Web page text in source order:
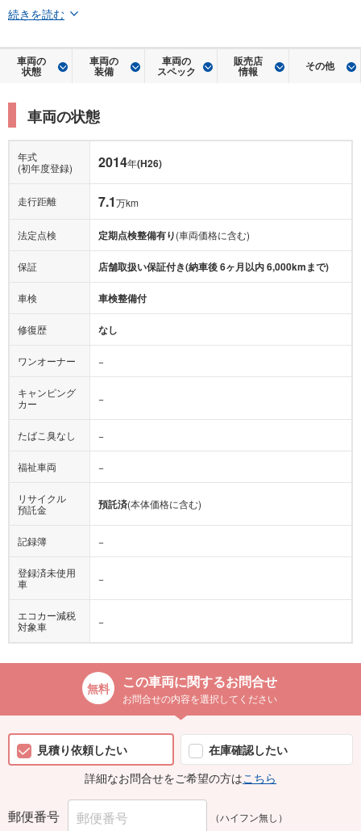
続きを読む
車両の
状態
車両の
装備
車両の
スペック
販売店
情報 その他
車両の状態
年式
(初年度登録)
2014年(H26)
走行距離 7.1万km
法定点検 定期点検整備有り(車両価格に含む)
保証 店舗取扱い保証付き(納車後 6ヶ月以内 6,000kmまで)
車検 車検整備付
修復歴 なし
ワンオーナー −
キャンピング
カー
−
たばこ臭なし −
福祉車両 −
リサイクル
預託金
預託済(本体価格に含む)
記録簿 −
登録済未使用
車
−
エコカー減税
対象車
−
この車両に関するお問合せ
お問合せの内容を選択してください
見積り依頼したい
在庫確認したい
詳細なお問合せをご希望の方はこちら
郵便番号 （ハイフン無し）